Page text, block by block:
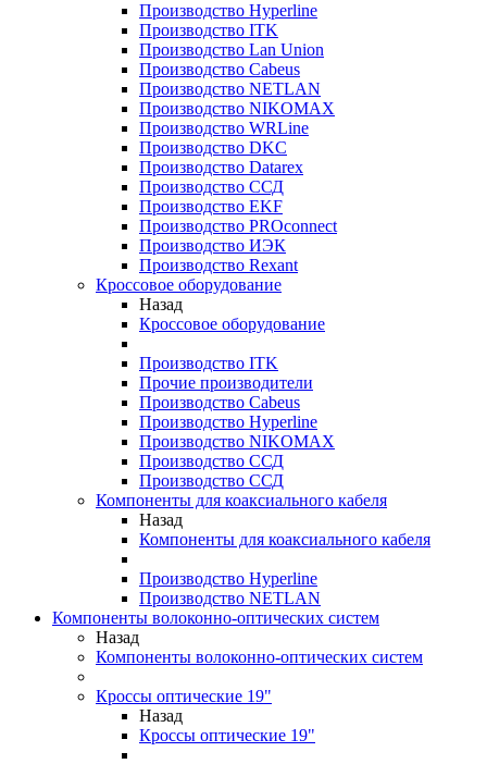
Производство Hyperline
Производство ITK
Производство Lan Union
Производство Cabeus
Производство NETLAN
Производство NIKOMAX
Производство WRLine
Производство DKC
Производство Datarex
Производство ССД
Производство EKF
Производство PROconnect
Производство ИЭК
Производство Rexant
Кроссовое оборудование
Назад
Кроссовое оборудование
Производство ITK
Прочие производители
Производство Cabeus
Производство Hyperline
Производство NIKOMAX
Производство ССД
Производство ССД
Компоненты для коаксиального кабеля
Назад
Компоненты для коаксиального кабеля
Производство Hyperline
Производство NETLAN
Компоненты волоконно-оптических систем
Назад
Компоненты волоконно-оптических систем
Кроссы оптические 19"
Назад
Кроссы оптические 19"